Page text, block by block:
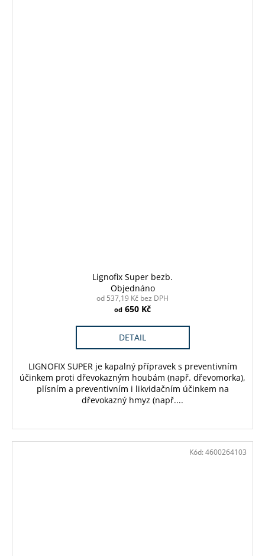
Lignofix Super bezb.
Objednáno
od 537,19 Kč bez DPH
od 650 Kč
DETAIL
LIGNOFIX SUPER je kapalný přípravek s preventivním
účinkem proti dřevokazným houbám (např. dřevomorka),
plísním a preventivním i likvidačním účinkem na
dřevokazný hmyz (např....
Kód: 4600264103